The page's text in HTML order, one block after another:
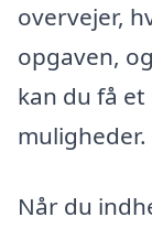
overvejer,
opgaven,
kan du få
muligheder.
Når du